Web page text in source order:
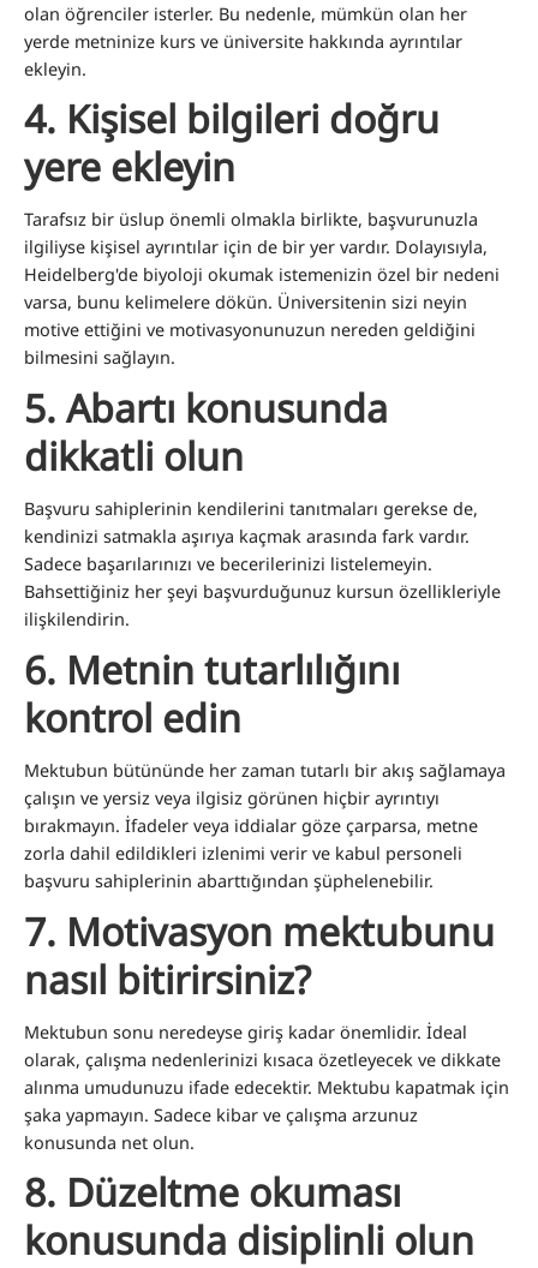
olan öğrenciler isterler. Bu nedenle, mümkün olan her
yerde metninize kurs ve üniversite hakkında ayrıntılar
ekleyin.
4. Kişisel bilgileri doğru
yere ekleyin
Tarafsız bir üslup önemli olmakla birlikte, başvurunuzla
ilgiliyse kişisel ayrıntılar için de bir yer vardır. Dolayısıyla,
Heidelberg'de biyoloji okumak istemenizin özel bir nedeni
varsa, bunu kelimelere dökün. Üniversitenin sizi neyin
motive ettiğini ve motivasyonunuzun nereden geldiğini
bilmesini sağlayın.
5. Abartı konusunda
dikkatli olun
Başvuru sahiplerinin kendilerini tanıtmaları gerekse de,
kendinizi satmakla aşırıya kaçmak arasında fark vardır.
Sadece başarılarınızı ve becerilerinizi listelemeyin.
Bahsettiğiniz her şeyi başvurduğunuz kursun özellikleriyle
ilişkilendirin.
6. Metnin tutarlılığını
kontrol edin
Mektubun bütününde her zaman tutarlı bir akış sağlamaya
çalışın ve yersiz veya ilgisiz görünen hiçbir ayrıntıyı
bırakmayın. İfadeler veya iddialar göze çarparsa, metne
zorla dahil edildikleri izlenimi verir ve kabul personeli
başvuru sahiplerinin abarttığından şüphelenebilir.
7. Motivasyon mektubunu
nasıl bitirirsiniz?
Mektubun sonu neredeyse giriş kadar önemlidir. İdeal
olarak, çalışma nedenlerinizi kısaca özetleyecek ve dikkate
alınma umudunuzu ifade edecektir. Mektubu kapatmak için
şaka yapmayın. Sadece kibar ve çalışma arzunuz
konusunda net olun.
8. Düzeltme okuması
konusunda disiplinli olun